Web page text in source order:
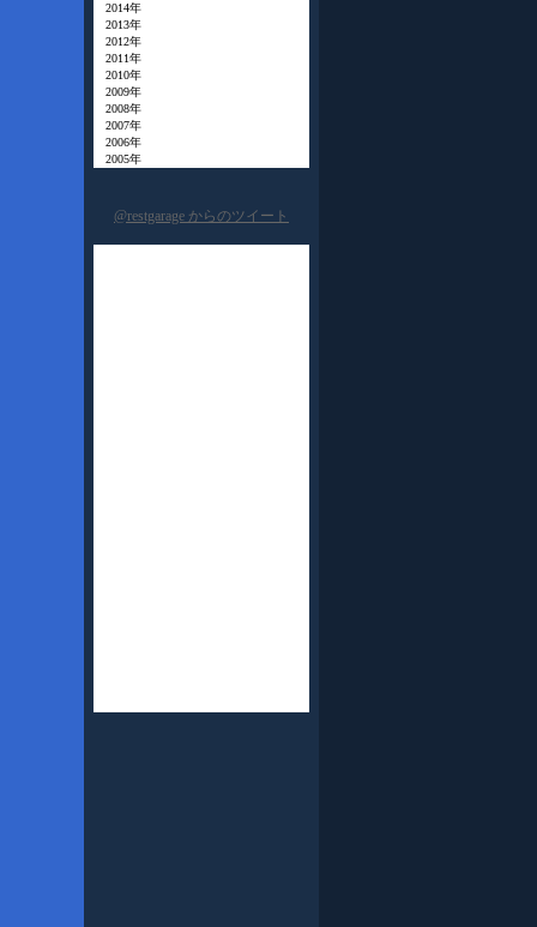
2014年
2013年
2012年
2011年
2010年
2009年
2008年
2007年
2006年
2005年
@restgarage からのツイート